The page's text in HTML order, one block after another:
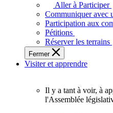
plein
potentiel,
l'Assemblée
a
besoin
de
Aller à Participer
Communiquer avec
Participation aux
Pétitions
Réserver les terrains
Fermer
Visiter et apprendre
Il y a tant à voir, à
l'Assemblée